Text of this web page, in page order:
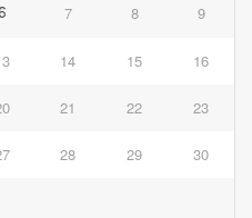
7 8 9
14 15 16
21 22 23
28 29 30